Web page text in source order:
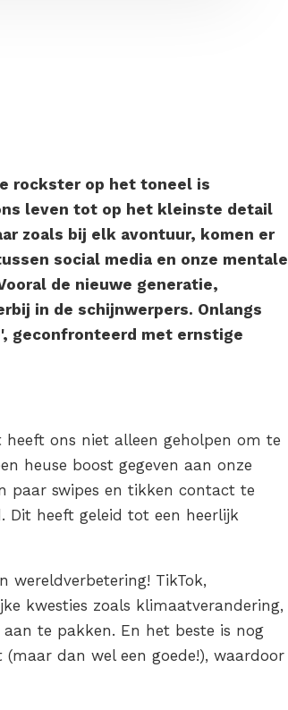
rockster op het toneel is
leven tot op het kleinste detail
zoals bij elk avontuur, komen er
social media en onze mentale
de nieuwe generatie,
in de schijnwerpers. Onlangs
geconfronteerd met ernstige
heeft ons niet alleen geholpen om te
heuse boost gegeven aan onze
paar swipes en tikken contact te
Dit heeft geleid tot een heerlijk
wereldverbetering! TikTok,
kwesties zoals klimaatverandering,
te pakken. En het beste is nog
dan wel een goede!), waardoor